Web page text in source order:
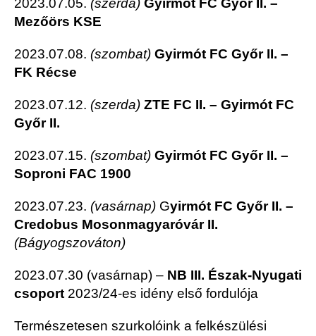
2023.07.05. (szerda) Gyirmót FC Győr II. –
Mezőörs KSE
2023.07.08. (szombat) Gyirmót FC Győr II. –
FK Récse
2023.07.12. (szerda) ZTE FC II. – Gyirmót FC
Győr II.
2023.07.15. (szombat) Gyirmót FC Győr II. –
Soproni FAC 1900
2023.07.23. (vasárnap) Gyirmót FC Győr II. –
Credobus Mosonmagyaróvár II.
(Bágyogszováton)
2023.07.30 (vasárnap) – NB III. Észak-Nyugati
csoport 2023/24-es idény első fordulója
Természetesen szurkolóink a felkészülési